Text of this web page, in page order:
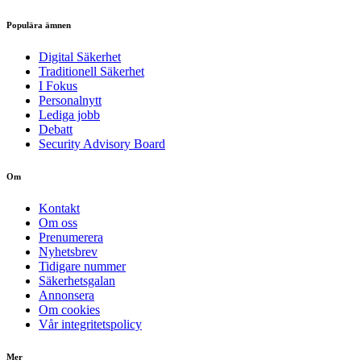
Populära ämnen
Digital Säkerhet
Traditionell Säkerhet
I Fokus
Personalnytt
Lediga jobb
Debatt
Security Advisory Board
Om
Kontakt
Om oss
Prenumerera
Nyhetsbrev
Tidigare nummer
Säkerhetsgalan
Annonsera
Om cookies
Vår integritetspolicy
Mer